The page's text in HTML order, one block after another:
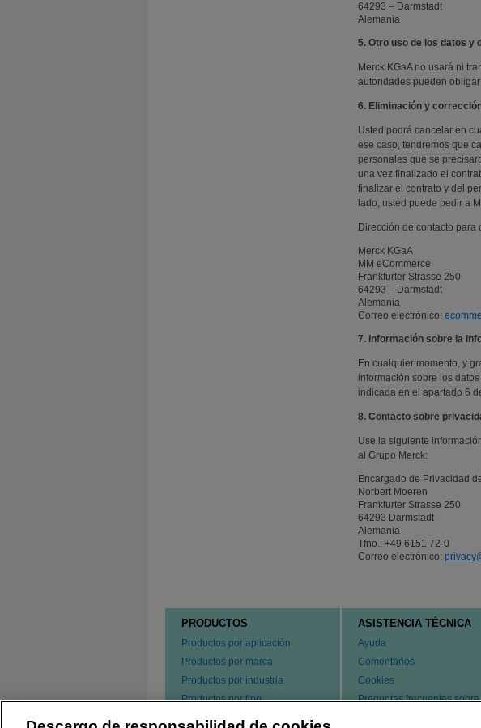
64293 – Darmstadt
Alemania
5. Otro uso de los datos y
Merck KGaA no usará ni
autoridades pueden
6. Eliminación y
Usted podrá cancelar en
ese caso, tendremos que
personales que se
una vez finalizado el
finalizar el contrato y del
lado, usted puede pedir a
Dirección de contacto
Merck KGaA
MM eCommerce
Frankfurter Strasse 250
64293 – Darmstadt
Alemania
Correo electrónico:
7. Información sobre la
En cualquier momento, y
información sobre los
indicada en el apartado 6
8. Contacto sobre
Use la siguiente
al Grupo Merck:
Encargado de Privacidad
Norbert Moeren
Frankfurter Strasse 250
64293 Darmstadt
Alemania
Tfno.: +49 6151 72-0
Correo electrónico:
PRODUCTOS
Productos por aplicación
Productos por marca
Productos por industria
Productos por tipo
Hacer un pedido de nuestros
ASISTENCIA TÉCNICA
Ayuda
Comentarios
Cookies
Preguntas frecuentes